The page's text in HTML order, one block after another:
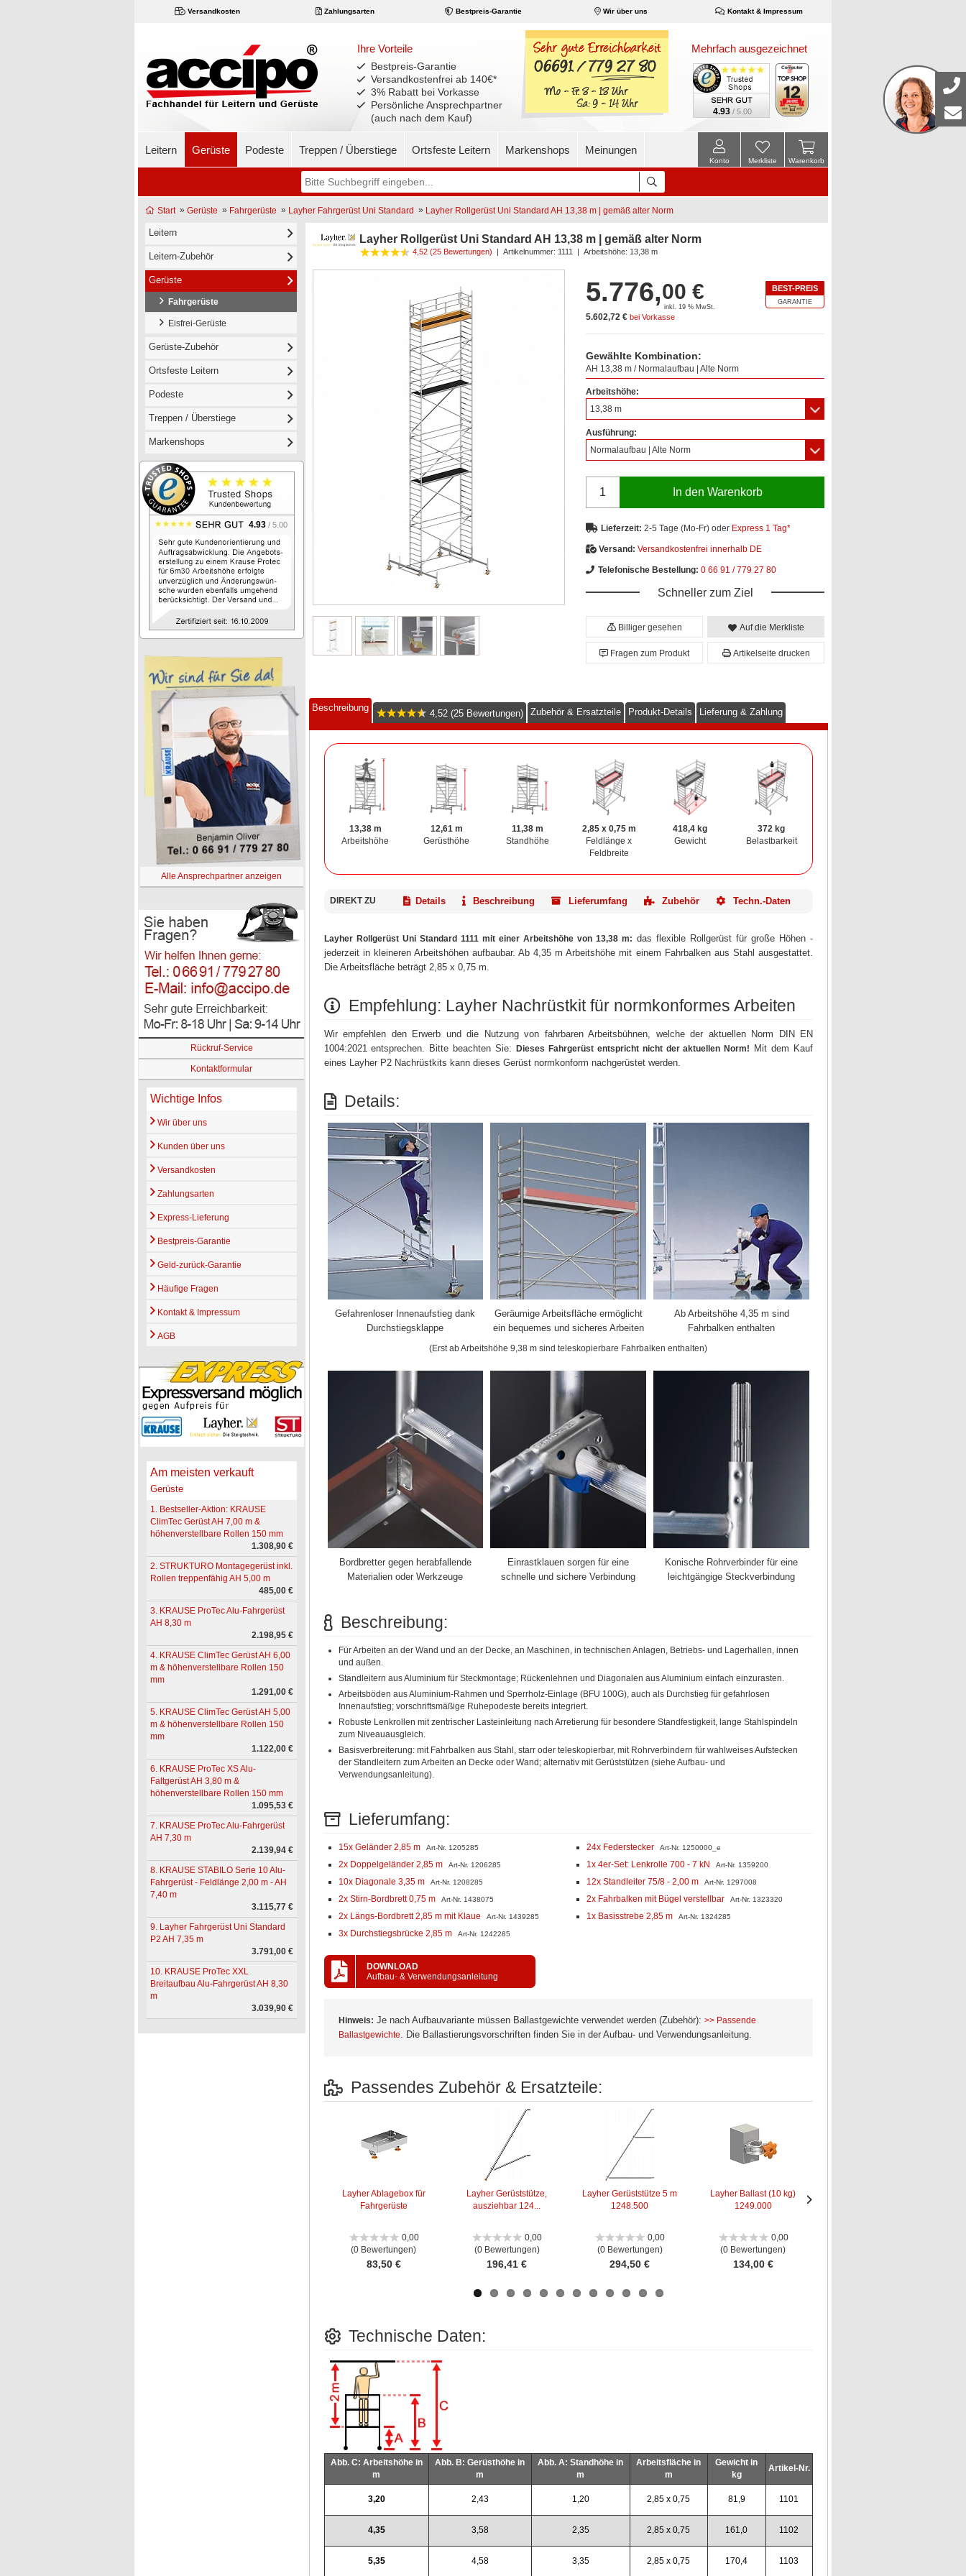
Versandkosten Zahlungsarten Bestpreis-Garantie Wir über uns Kontakt & Impressum
Ihre Vorteile
Bestpreis-Garantie
Versandkostenfrei ab 140€*
3% Rabatt bei Vorkasse
Persönliche Ansprechpartner
(auch nach dem Kauf)
Mehrfach ausgezeichnet
4.93 / 5.00
Leitern Gerüste Podeste Treppen / Überstiege Ortsfeste Leitern Markenshops Meinungen
Warenkorb
Merkliste
Konto
Start» Gerüste » Fahrgerüste » Layher Fahrgerüst Uni Standard » Layher Rollgerüst Uni Standard AH 13,38 m | gemäß alter Norm
Leitern
Leitern-Zubehör
Gerüste
Fahrgerüste
Eisfrei-Gerüste
Gerüste-Zubehör
Ortsfeste Leitern
Podeste
Treppen / Überstiege
Markenshops
4.93 / 5.00
Alle Ansprechpartner anzeigen
Rückruf-Service
Kontaktformular
Wichtige Infos
Wir über uns
Kunden über uns
Versandkosten
Zahlungsarten
Express-Lieferung
Bestpreis-Garantie
Geld-zurück-Garantie
Häufige Fragen
Kontakt & Impressum
AGB
Am meisten verkauft
Gerüste
1. Bestseller-Aktion: KRAUSE
ClimTec Gerüst AH 7,00 m &
höhenverstellbare Rollen 150 mm
1.308,90 €
2. STRUKTURO Montagegerüst inkl.
Rollen treppenfähig AH 5,00 m
485,00 €
3. KRAUSE ProTec Alu-Fahrgerüst
AH 8,30 m
2.198,95 €
4. KRAUSE ClimTec Gerüst AH 6,00
m & höhenverstellbare Rollen 150
mm
1.291,00 €
5. KRAUSE ClimTec Gerüst AH 5,00
m & höhenverstellbare Rollen 150
mm
1.122,00 €
6. KRAUSE ProTec XS Alu-
Faltgerüst AH 3,80 m &
höhenverstellbare Rollen 150 mm
1.095,53 €
7. KRAUSE ProTec Alu-Fahrgerüst
AH 7,30 m
2.139,94 €
8. KRAUSE STABILO Serie 10 Alu-
Fahrgerüst - Feldlänge 2,00 m - AH
7,40 m
3.115,77 €
9. Layher Fahrgerüst Uni Standard
P2 AH 7,35 m
3.791,00 €
10. KRAUSE ProTec XXL
Breitaufbau Alu-Fahrgerüst AH 8,30
m
3.039,90 €
Layher Rollgerüst Uni Standard AH 13,38 m | gemäß alter Norm
4,52 (25 Bewertungen) | Artikelnummer: 1111 | Arbeitshöhe: 13,38 m
BEST-PREIS
GARANTIE
5.776,00 €
inkl. 19 % MwSt.
5.602,72 € bei Vorkasse
Gewählte Kombination:
AH 13,38 m / Normalaufbau | Alte Norm
Arbeitshöhe:
13,38 m
Ausführung:
Normalaufbau | Alte Norm
In den Warenkorb
Lieferzeit: 2-5 Tage (Mo-Fr) oder Express 1 Tag*
Versand: Versandkostenfrei innerhalb DE
Telefonische Bestellung: 0 66 91 / 779 27 80
Schneller zum Ziel
Billiger gesehen Auf die Merkliste
Fragen zum Produkt Artikelseite drucken
Beschreibung
4,52 (25 Bewertungen) Zubehör & Ersatzteile Produkt-Details Lieferung & Zahlung
13,38 m
Arbeitshöhe
12,61 m
Gerüsthöhe
11,38 m
Standhöhe
2,85 x 0,75 m
Feldlänge x
Feldbreite
418,4 kg
Gewicht
372 kg
Belastbarkeit
DIREKT ZU Details Beschreibung Lieferumfang Zubehör Techn.-Daten
Layher Rollgerüst Uni Standard 1111 mit einer Arbeitshöhe von 13,38 m: das flexible Rollgerüst für große Höhen -
jederzeit in kleineren Arbeitshöhen aufbaubar. Ab 4,35 m Arbeitshöhe mit einem Fahrbalken aus Stahl ausgestattet.
Die Arbeitsfläche beträgt 2,85 x 0,75 m.
Empfehlung: Layher Nachrüstkit für normkonformes Arbeiten
Wir empfehlen den Erwerb und die Nutzung von fahrbaren Arbeitsbühnen, welche der aktuellen Norm DIN EN
1004:2021 entsprechen. Bitte beachten Sie: Dieses Fahrgerüst entspricht nicht der aktuellen Norm!
Mit dem Kauf
eines Layher P2 Nachrüstkits kann dieses Gerüst normkonform nachgerüstet werden.
Details:
Gefahrenloser Innenaufstieg dank
Durchstiegsklappe
Geräumige Arbeitsfläche ermöglicht
ein bequemes und sicheres Arbeiten
Ab Arbeitshöhe 4,35 m sind
Fahrbalken enthalten
(Erst ab Arbeitshöhe 9,38 m sind teleskopierbare Fahrbalken enthalten)
Bordbretter gegen herabfallende
Materialien oder Werkzeuge
Einrastklauen sorgen für eine
schnelle und sichere Verbindung
Konische Rohrverbinder für eine
leichtgängige Steckverbindung
Beschreibung:
Für Arbeiten an der Wand und an der Decke, an Maschinen, in technischen Anlagen, Betriebs- und Lagerhallen, innen
und außen.
Standleitern aus Aluminium für Steckmontage; Rückenlehnen und Diagonalen aus Aluminium einfach einzurasten.
Arbeitsböden aus Aluminium-Rahmen und Sperrholz-Einlage (BFU 100G), auch als Durchstieg für gefahrlosen
Innenaufstieg; vorschriftsmäßige Ruhepodeste bereits integriert.
Robuste Lenkrollen mit zentrischer Lasteinleitung nach Arretierung für besondere Standfestigkeit, lange Stahlspindeln
zum Niveauausgleich.
Basisverbreiterung: mit Fahrbalken aus Stahl, starr oder teleskopierbar, mit Rohrverbindern für wahlweises Aufstecken
der Standleitern zum Arbeiten an Decke oder Wand; alternativ mit Gerüststützen (siehe Aufbau- und
Verwendungsanleitung).
Lieferumfang:
15x Geländer 2,85 m Art-Nr. 1205285
2x Doppelgeländer 2,85 m Art-Nr. 1206285
10x Diagonale 3,35 m Art-Nr. 1208285
2x Stirn-Bordbrett 0,75 m Art-Nr. 1438075
2x Längs-Bordbrett 2,85 m mit Klaue Art-Nr. 1439285
3x Durchstiegsbrücke 2,85 m Art-Nr. 1242285
24x Federstecker Art-Nr. 1250000_e
1x 4er-Set: Lenkrolle 700 - 7 kN Art-Nr. 1359200
12x Standleiter 75/8 - 2,00 m Art-Nr. 1297008
2x Fahrbalken mit Bügel verstellbar Art-Nr. 1323320
1x Basisstrebe 2,85 m Art-Nr. 1324285
DOWNLOAD
Aufbau- & Verwendungsanleitung
Hinweis: Je nach Aufbauvariante müssen Ballastgewichte verwendet werden (Zubehör): >> Passende
Ballastgewichte . Die Ballastierungsvorschriften finden Sie in der Aufbau- und Verwendungsanleitung.
Passendes Zubehör & Ersatzteile:
Layher Ablagebox für
Fahrgerüste
0,00
(0 Bewertungen)
83,50 €
Layher Gerüststütze,
ausziehbar 124...
0,00
(0 Bewertungen)
196,41 €
Layher Gerüststütze 5 m
1248.500
0,00
(0 Bewertungen)
294,50 €
Layher Ballast (10 kg)
1249.000
0,00
(0 Bewertungen)
134,00 €
Technische Daten:
Abb. C: Arbeitshöhe in
m
Abb. B: Gerüsthöhe in
m
Abb. A: Standhöhe in
m
Arbeitsfläche in
m
Gewicht in
kg
Artikel-Nr.
3,20 2,43 1,20 2,85 x 0,75 81,9 1101
4,35 3,58 2,35 2,85 x 0,75 161,0 1102
5,35 4,58 3,35 2,85 x 0,75 170,4 1103